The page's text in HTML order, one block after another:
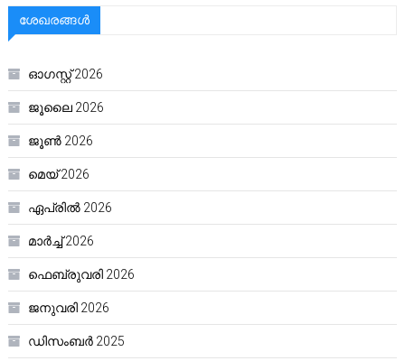
ശേഖരങ്ങൾ
ഓഗസ്റ്റ്‌ 2026
ജൂലൈ 2026
ജൂൺ 2026
മെയ്‌ 2026
ഏപ്രിൽ 2026
മാർച്ച്‌ 2026
ഫെബ്രുവരി 2026
ജനുവരി 2026
ഡിസംബർ 2025